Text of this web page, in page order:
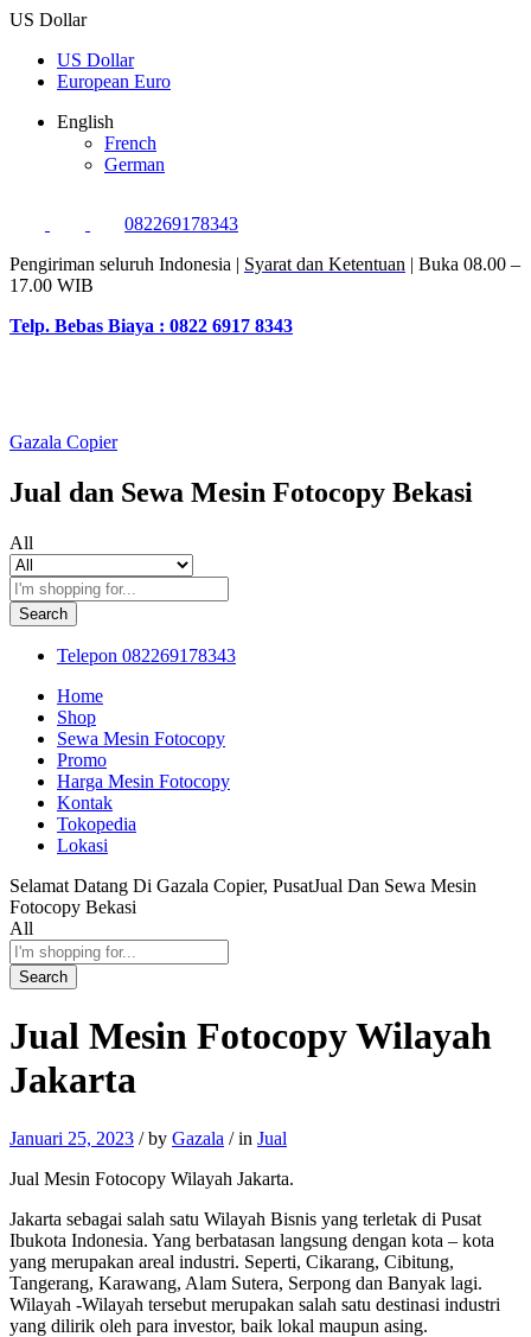
US Dollar
US Dollar
European Euro
English
French
German
082269178343
Pengiriman seluruh Indonesia | Syarat dan Ketentuan | Buka 08.00 –
17.00 WIB
Telp. Bebas Biaya : 0822 6917 8343
Gazala Copier
Jual dan Sewa Mesin Fotocopy Bekasi
All
Search
Telepon 082269178343
Home
Shop
Sewa Mesin Fotocopy
Promo
Harga Mesin Fotocopy
Kontak
Tokopedia
Lokasi
Selamat Datang Di Gazala Copier, PusatJual Dan Sewa Mesin
Fotocopy Bekasi
All
Search
Jual Mesin Fotocopy Wilayah
Jakarta
Januari 25, 2023 /by Gazala /in Jual
Jual Mesin Fotocopy Wilayah Jakarta.
Jakarta sebagai salah satu Wilayah Bisnis yang terletak di Pusat
Ibukota Indonesia. Yang berbatasan langsung dengan kota – kota
yang merupakan areal industri. Seperti, Cikarang, Cibitung,
Tangerang, Karawang, Alam Sutera, Serpong dan Banyak lagi.
Wilayah -Wilayah tersebut merupakan salah satu destinasi industri
yang dilirik oleh para investor, baik lokal maupun asing.